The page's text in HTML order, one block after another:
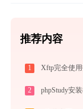
推荐内容
1
2 phpStudy安